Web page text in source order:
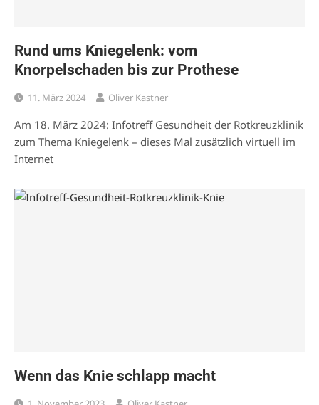
Rund ums Kniegelenk: vom
Knorpelschaden bis zur Prothese
11. März 2024 Oliver Kastner
Am 18. März 2024: Infotreff Gesundheit der Rotkreuzklinik
zum Thema Kniegelenk – dieses Mal zusätzlich virtuell im
Internet
Wenn das Knie schlapp macht